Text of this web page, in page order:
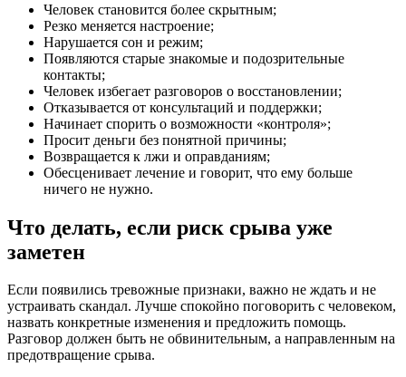
Человек становится более скрытным;
Резко меняется настроение;
Нарушается сон и режим;
Появляются старые знакомые и подозрительные
контакты;
Человек избегает разговоров о восстановлении;
Отказывается от консультаций и поддержки;
Начинает спорить о возможности «контроля»;
Просит деньги без понятной причины;
Возвращается к лжи и оправданиям;
Обесценивает лечение и говорит, что ему больше
ничего не нужно.
Что делать, если риск срыва уже
заметен
Если появились тревожные признаки, важно не ждать и не
устраивать скандал. Лучше спокойно поговорить с человеком,
назвать конкретные изменения и предложить помощь.
Разговор должен быть не обвинительным, а направленным на
предотвращение срыва.